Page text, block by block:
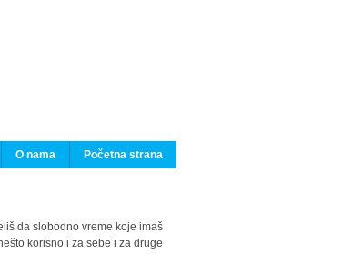
Početna strana
O nama
da slobodno vreme koje imaš
korisno i za sebe i za druge?